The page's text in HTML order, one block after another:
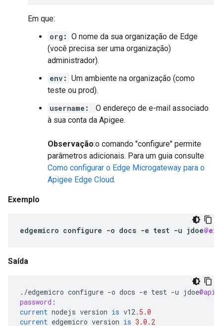
Em que:
org: O nome da sua organização de Edge
(você precisa ser uma organização)
administrador).
env: Um ambiente na organização (como
teste ou prod).
username:
O endereço de e-mail associado
à sua conta da Apigee.
Observação:o comando "configure" permite
parâmetros adicionais. Para um guia consulte
Como configurar o Edge Microgateway para o
Apigee Edge Cloud.
Exemplo
edgemicro configure -o docs -e test -u jdoe
Saída
. /edgemicro configure -o docs -e test -u jdoe
password :
current nodejs version is v12.5.0
current edgemicro version is 3.0.2